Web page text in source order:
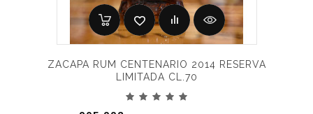
ZACAPA RUM CENTENARIO 2014 RESERVA
LIMITADA CL.70